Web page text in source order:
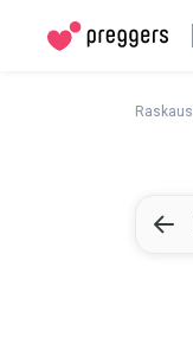
Raskaus